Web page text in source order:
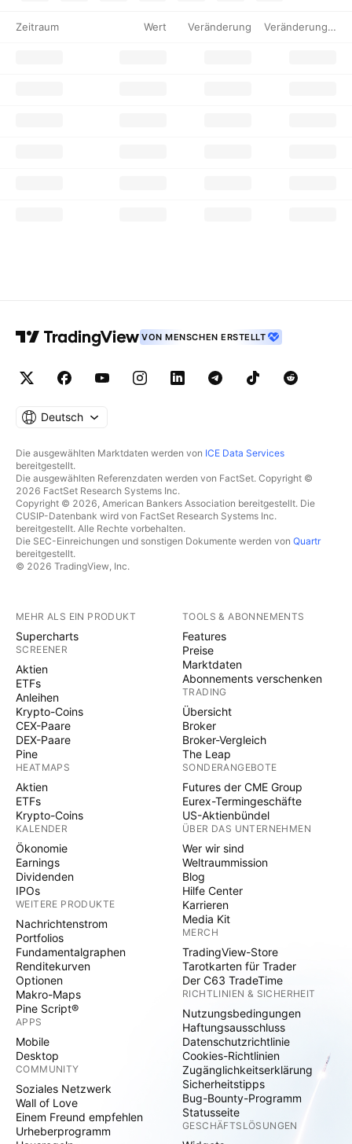
Zeitraum Wert Veränderung Veränderung %
VON MENSCHEN ERSTELLT
Deutsch
Die ausgewählten Marktdaten werden von ICE Data Services
bereitgestellt.
Die ausgewählten Referenzdaten werden von FactSet. Copyright ©
2026 FactSet Research Systems Inc.
Copyright © 2026, American Bankers Association bereitgestellt. Die
CUSIP-Datenbank wird von FactSet Research Systems Inc.
bereitgestellt. Alle Rechte vorbehalten.
Die SEC-Einreichungen und sonstigen Dokumente werden von Quartr
bereitgestellt.
© 2026 TradingView, Inc.
MEHR ALS EIN PRODUKT
Supercharts
SCREENER
Aktien
ETFs
Anleihen
Krypto-Coins
CEX-Paare
DEX-Paare
Pine
HEATMAPS
Aktien
ETFs
Krypto-Coins
KALENDER
Ökonomie
Earnings
Dividenden
IPOs
WEITERE PRODUKTE
Nachrichtenstrom
Portfolios
Fundamentalgraphen
Renditekurven
Optionen
Makro-Maps
Pine Script®
APPS
Mobile
Desktop
COMMUNITY
Soziales Netzwerk
Wall of Love
Einem Freund empfehlen
Urheberprogramm
TOOLS & ABONNEMENTS
Features
Preise
Marktdaten
Abonnements verschenken
TRADING
Übersicht
Broker
Broker-Vergleich
The Leap
SONDERANGEBOTE
Futures der CME Group
Eurex-Termingeschäfte
US-Aktienbündel
ÜBER DAS UNTERNEHMEN
Wer wir sind
Weltraummission
Blog
Hilfe Center
Karrieren
Media Kit
MERCH
TradingView-Store
Tarotkarten für Trader
Der C63 TradeTime
RICHTLINIEN & SICHERHEIT
Nutzungsbedingungen
Haftungsausschluss
Datenschutzrichtlinie
Cookies-Richtlinien
Zugänglichkeitserklärung
Sicherheitstipps
Bug-Bounty-Programm
Statusseite
GESCHÄFTSLÖSUNGEN